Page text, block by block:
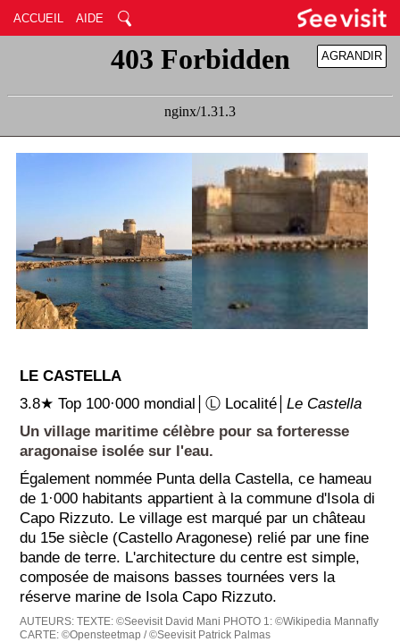
ACCUEIL AIDE
RÉDUIRE
AGRANDIR
LE CASTELLA
3.8★ Top 100·000 mondial│Ⓛ Localité│Le Castella
Un village maritime célèbre pour sa forteresse
aragonaise isolée sur l'eau.
Également nommée Punta della Castella, ce hameau
de 1·000 habitants appartient à la commune d'Isola di
Capo Rizzuto. Le village est marqué par un château
du 15e siècle (Castello Aragonese) relié par une fine
bande de terre. L'architecture du centre est simple,
composée de maisons basses tournées vers la
réserve marine de Isola Capo Rizzuto.
AUTEURS:TEXTE: ©Seevisit David Mani PHOTO 1: ©Wikipedia Mannafly
CARTE: ©Opensteetmap / ©Seevisit Patrick Palmas